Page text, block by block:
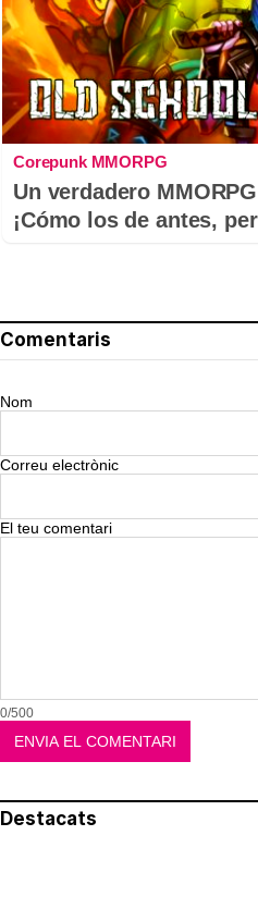
Corepunk MMORPG
Un verdadero
¡Cómo los de antes,
Comentaris
Nom
Correu electrònic
El teu comentari
0/500
Destacats